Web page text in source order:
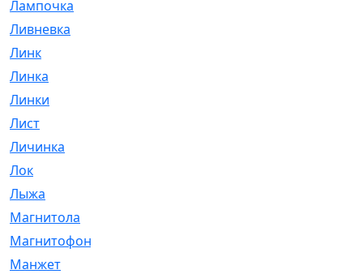
Лампочка
Ливневка
Линк
Линка
Линки
Лист
Личинка
Лок
Лыжа
Магнитола
Магнитофон
Манжет